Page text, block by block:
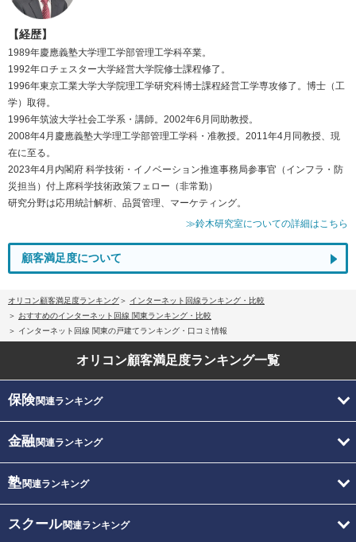
【経歴】
1989年慶應義塾大学理工学部管理工学科卒業。
1992年ロチェスター大学経営大学院修士課程修了。
1996年東京工業大学大学院理工学研究科博士課程経営工学専攻修了。博士（工
学）取得。
1996年筑波大学社会工学系・講師。2002年6月同助教授。
2008年4月慶應義塾大学理工学部管理工学科・准教授。2011年4月同教授、現
在に至る。
2023年4月内閣府 科学技術・イノベーション推進事務局参事官（インフラ・防
災担当）付上席科学技術政策フェロー（非常勤）
研究分野は応用統計解析、品質管理、マーケティング。
≫鈴木研究室についての詳細はこちら
顧客満足度について
オリコン顧客満足度ランキング
インターネット回線ランキング・比較
おすすめのインターネット回線 関東ランキング・比較
インターネット回線 関東の戸建てランキング・口コミ情報
オリコン顧客満足度ランキング一覧
保険関連ランキング
金融関連ランキング
塾関連ランキング
スクール関連ランキング